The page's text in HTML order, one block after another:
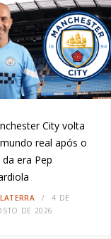
City volta
real após o
era Pep
4 DE
DE 2026